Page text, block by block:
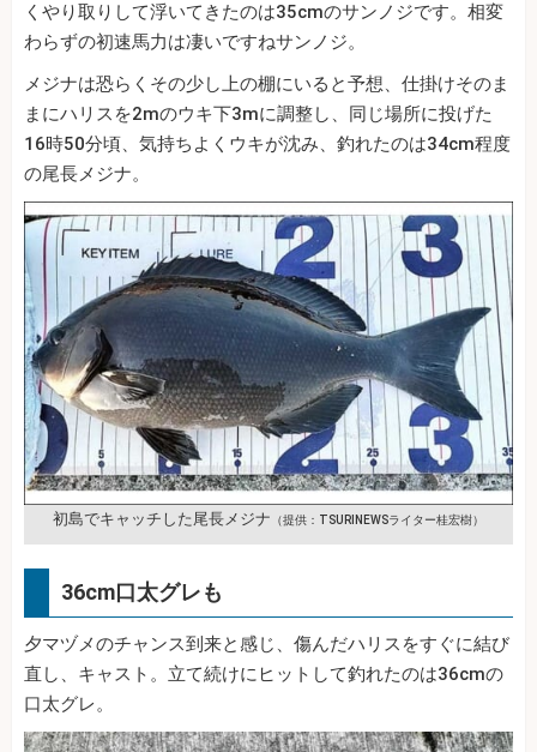
くやり取りして浮いてきたのは35cmのサンノジです。相変
わらずの初速馬力は凄いですねサンノジ。
メジナは恐らくその少し上の棚にいると予想、仕掛けそのま
まにハリスを2mのウキ下3mに調整し、同じ場所に投げた
16時50分頃、気持ちよくウキが沈み、釣れたのは34cm程度
の尾長メジナ。
初島でキャッチした尾長メジナ （提供：TSURINEWSライター桂宏樹）
36cm口太グレも
夕マヅメのチャンス到来と感じ、傷んだハリスをすぐに結び
直し、キャスト。立て続けにヒットして釣れたのは36cmの
口太グレ。